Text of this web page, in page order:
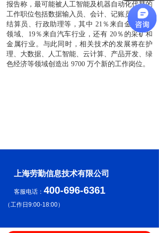
报告称，最可能被人工智能及机器自动化代替的
工作职位包括数据输入员、会计、记账员、工资
结算员、行政助理等，其中 21％来自金融服务
领域、19％来自汽车行业，还有 20％的采矿和
金属行业。与此同时，相关技术的发展将在护
理、大数据、人工智能、云计算、产品开发、绿
色经济等领域创造出 9700 万个新的工作岗位。
客服电话： 400-696-6361
（工作日9:00-18:00）
上海劳勤信息技术有限公司